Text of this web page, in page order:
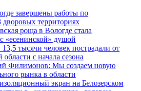
завершены работы по
дворовых территориях
роща в Вологде стала
«есенинской» душой
тысячи человек пострадали от
с начала сезона
Филимонов: Мы создаем новую
рынка в области
экран на Белозерском